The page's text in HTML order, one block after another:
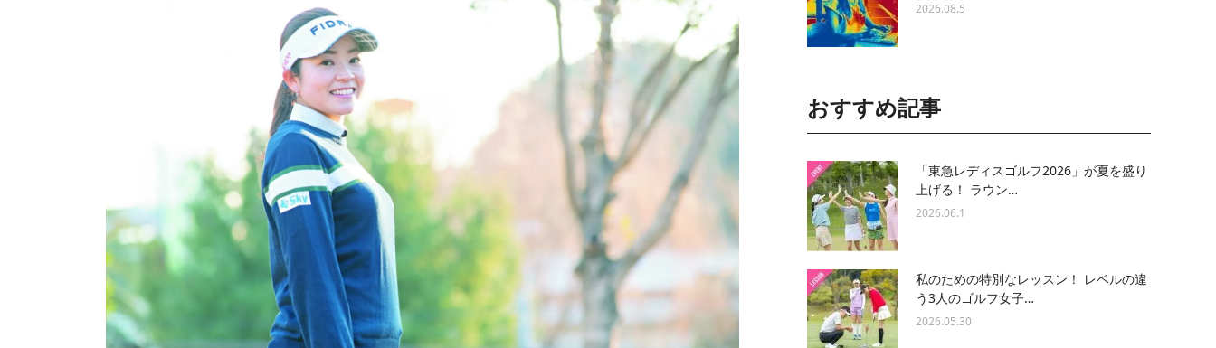
2026.08.5
おすすめ記事
「東急レディスゴルフ2026」が夏を盛り
上げる！ ラウン…
2026.06.1
私のための特別なレッスン！ レベルの違
う3人のゴルフ女子…
2026.05.30